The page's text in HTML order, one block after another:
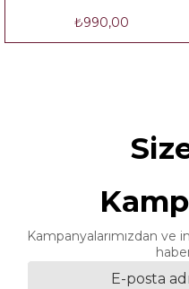
Kampanyalarımızdan